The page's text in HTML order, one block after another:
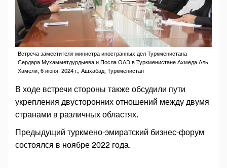
Встреча заместителя министра иностранных дел Туркменистана
Сердара Мухамметдурдыева и Посла ОАЭ в Туркменистане Ахмеда Аль
Хамели, 6 июня, 2024 г., Ашхабад, Туркменистан
В ходе встречи стороны также обсудили пути
укрепления двусторонних отношений между двумя
странами в различных областях.
Предыдущий туркмено-эмиратский бизнес-форум
состоялся в ноябре 2022 года.